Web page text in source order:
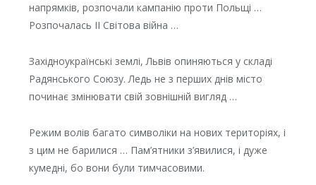
напрямків, розпочали кампанію проти Польщі …
Розпочалась II Світова війна …
Західноукраїнські землі, Львів опиняються у складі
Радянського Союзу. Ледь не з перших днів місто
починає змінювати свій зовнішній вигляд …
Режим волів багато символіки на нових територіях, і
з цим не барилися … Пам’ятники з’явилися, і дуже
кумедні, бо вони були тимчасовими.